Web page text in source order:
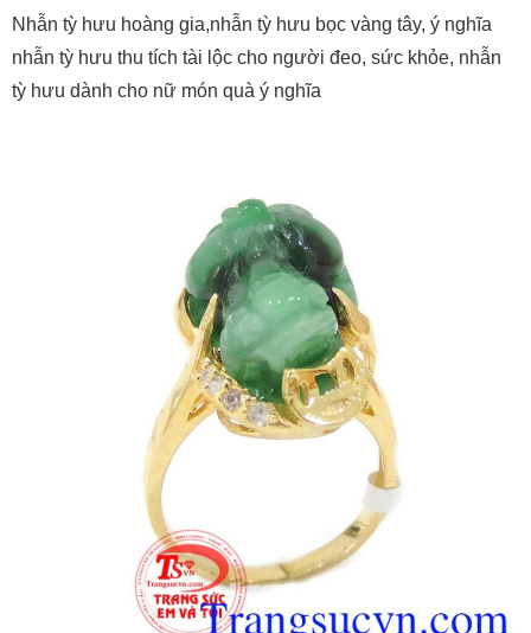
Nhẫn tỳ hưu hoàng gia,nhẫn tỳ hưu bọc vàng tây, ý nghĩa
nhẫn tỳ hưu thu tích tài lộc cho người đeo, sức khỏe, nhẫn
tỳ hưu dành cho nữ món quà ý nghĩa